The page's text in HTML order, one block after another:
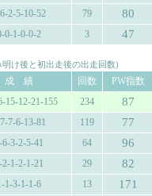
2-5-10-52 79 80
0-1-0-0-2 3 47
け後と初出走後の出走回数)
成 績 回数
PW指数
15-12-21-155 234 87
7-6-13-81 119 77
6-3-2-5-41 64 96
2-1-2-1-21 29 82
1-3-1-1-6 13 171